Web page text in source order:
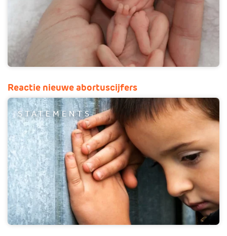
Reactie nieuwe abortuscijfers
STATEMENTS